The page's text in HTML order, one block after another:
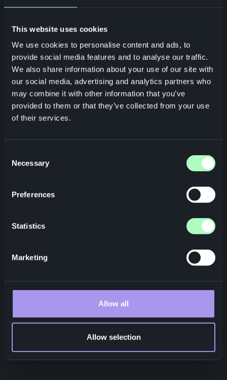
This website uses cookies
We use cookies to personalise content and ads, to
provide social media features and to analyse our traffic.
We also share information about your use of our site with
our social media, advertising and analytics partners who
may combine it with other information that you’ve
provided to them or that they’ve collected from your use
of their services.
Selection
Necessary
Preferences
Statistics
Marketing
Allow all
Allow selection